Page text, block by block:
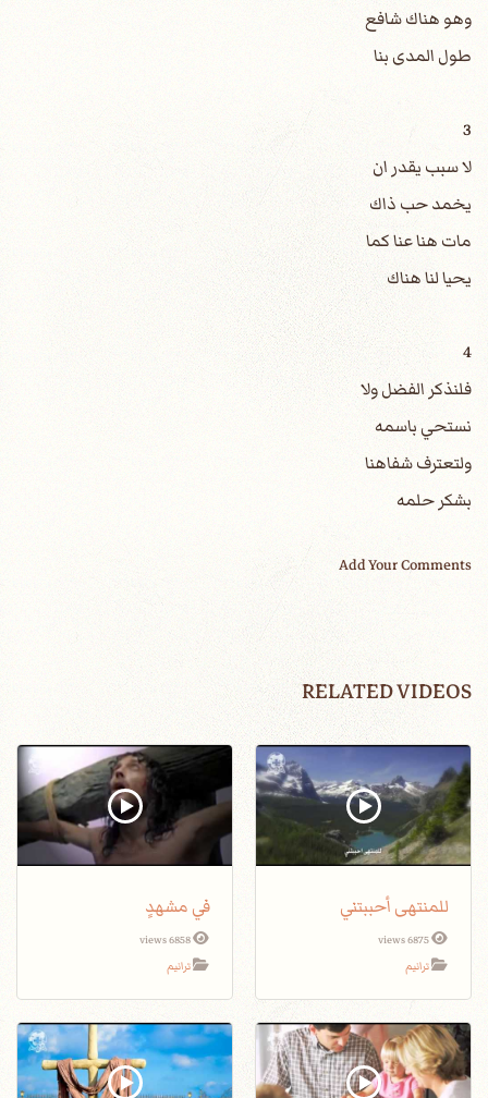
وهو هناك شافع
طول المدى بنا
3
لا سبب يقدر ان
يخمد حب ذاك
مات هنا عنا كما
يحيا لنا هناك
4
فلنذكر الفضل ولا
نستحي باسمه
ولتعترف شفاهنا
بشكر حلمه
Add Your Comments
RELATED VIDEOS
للمنتهى أحببتني
6875 views
ترانيم
في مشهدٍ
6858 views
ترانيم